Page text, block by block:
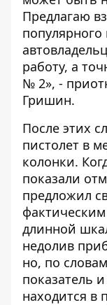
Предлагаю
работу, а
№ 2», -
Гришин.
После этих
пистолет в
колонки.
показали
предложил
длинной
недолив
но, по
показатель
находится в